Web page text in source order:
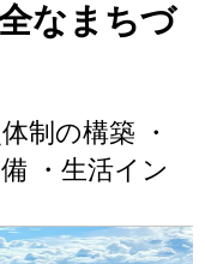
なまちづ
制の構築 ・
・生活イン